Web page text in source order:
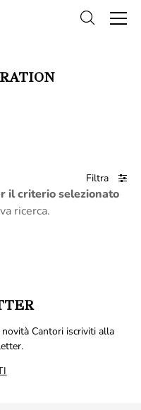
Filtra
il criterio selezionato
ricerca.
Cantori iscriviti alla